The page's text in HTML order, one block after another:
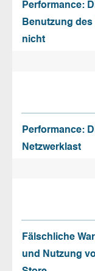
Performance:
Benutzung des
nicht
Performance:
Netzwerklast
Fälschliche
und Nutzung